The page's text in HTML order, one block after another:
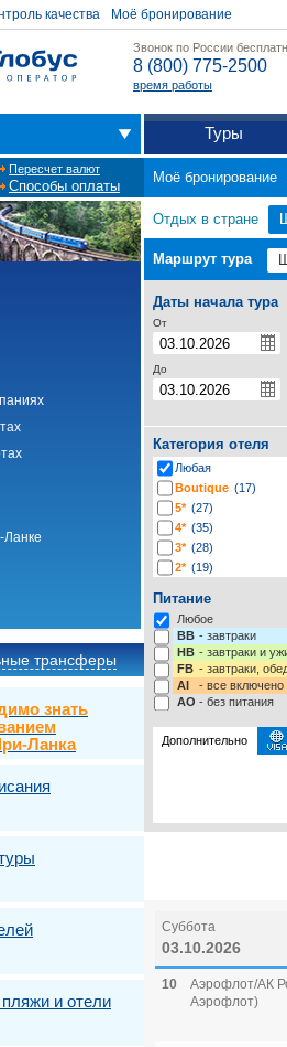
качества Моё бронирование
Звонок по России
8 (800) 775-2500
время работы
Туры
Пересчет валют
Способы оплаты
Моё бронирование
Ланке
трансферы
знать
Ланка
и отели
Отдых в стране
Маршрут тура
Даты начала тура
От
До
Категория отеля
Любая
Boutique (17)
5* (27)
4* (35)
3* (28)
2* (19)
-* (203)
Питание
Любое
BB - завтраки
HB - завтраки и
FB - завтраки,
AI
- все включено
AO - без питания
Дополнительно
Страховка от
Суббота
03.10.2026
10
Аэрофлот/АК
Аэрофлот)